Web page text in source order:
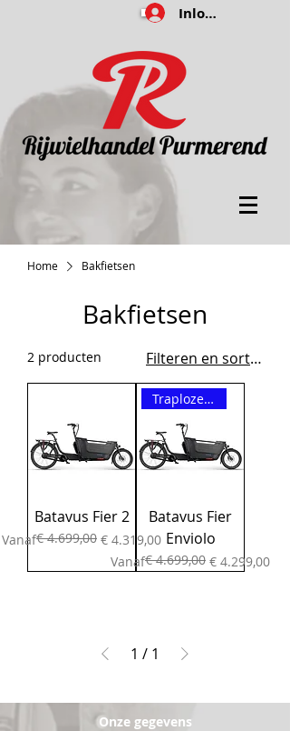
Inloggen
Home Bakfietsen
Bakfietsen
2 producten Filteren en sorteren
Batavus Fier 2
Vanaf
Normale prijs
€ 4.699,00 € 4.319,00
Verkoopprijs
Traploze versnelling
Batavus Fier
Enviolo
Vanaf
Normale prijs
€ 4.699,00 € 4.299,00
Verkoopprijs
1 / 1
Onze gegevens